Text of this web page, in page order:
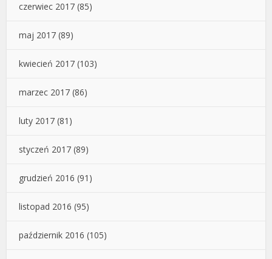
czerwiec 2017 (85)
maj 2017 (89)
kwiecień 2017 (103)
marzec 2017 (86)
luty 2017 (81)
styczeń 2017 (89)
grudzień 2016 (91)
listopad 2016 (95)
październik 2016 (105)